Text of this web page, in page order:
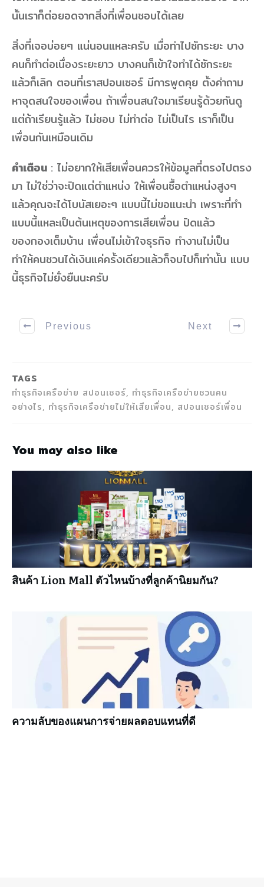
นั้นเราก็ต่อยอดจากสิ่งที่เพื่อนชอบได้เลย
สิ่งที่เจอบ่อยๆ แน่นอนแหละครับ เมื่อทำไปซักระยะ บาง
คนก็ทำต่อเนื่องระยะยาว บางคนก็เข้าใจทำได้ซักระยะ
แล้วก็เลิก ตอนที่เราสปอนเซอร์ มีการพูดคุย ตั้งคำถาม
หาจุดสนใจของเพื่อน ถ้าเพื่อนสนใจมาเรียนรู้ด้วยกันดู
แต่ถ้าเรียนรู้แล้ว ไม่ชอบ ไม่ทำต่อ ไม่เป็นไร เราก็เป็น
เพื่อนกันเหมือนเดิม
คำเตือน : ไม่อยากให้เสียเพื่อนควรให้ข้อมูลที่ตรงไปตรง
มา ไม่ใช่ว่าจะปิดแต่ตำแหน่ง ให้เพื่อนซื้อตำแหน่งสูงๆ
แล้วคุณจะได้โบนัสเยอะๆ แบบนี้ไม่ขอแนะนำ เพราะที่ทำ
แบบนี้แหละเป็นต้นเหตุของการเสียเพื่อน ปิดแล้ว
ของกองเต็มบ้าน เพื่อนไม่เข้าใจธุรกิจ ทำงานไม่เป็น
ทำให้คนชวนได้เงินแค่ครั้งเดียวแล้วก็จบไปก็เท่านั้น แบบ
นี้ธุรกิจไม่ยั่งยืนนะครับ
Previous Next
TAGS
ทำธุรกิจเครือข่าย สปอนเซอร์, ทำธุรกิจเครือข่ายชวนคน
อย่างไร, ทำธุรกิจเครือข่ายไม่ให้เสียเพื่อน, สปอนเซอร์เพื่อน
You may also like
สินค้า Lion Mall ตัวไหนบ้างที่ลูกค้านิยมกัน?
ความลับของแผนการจ่ายผลตอบแทนที่ดี